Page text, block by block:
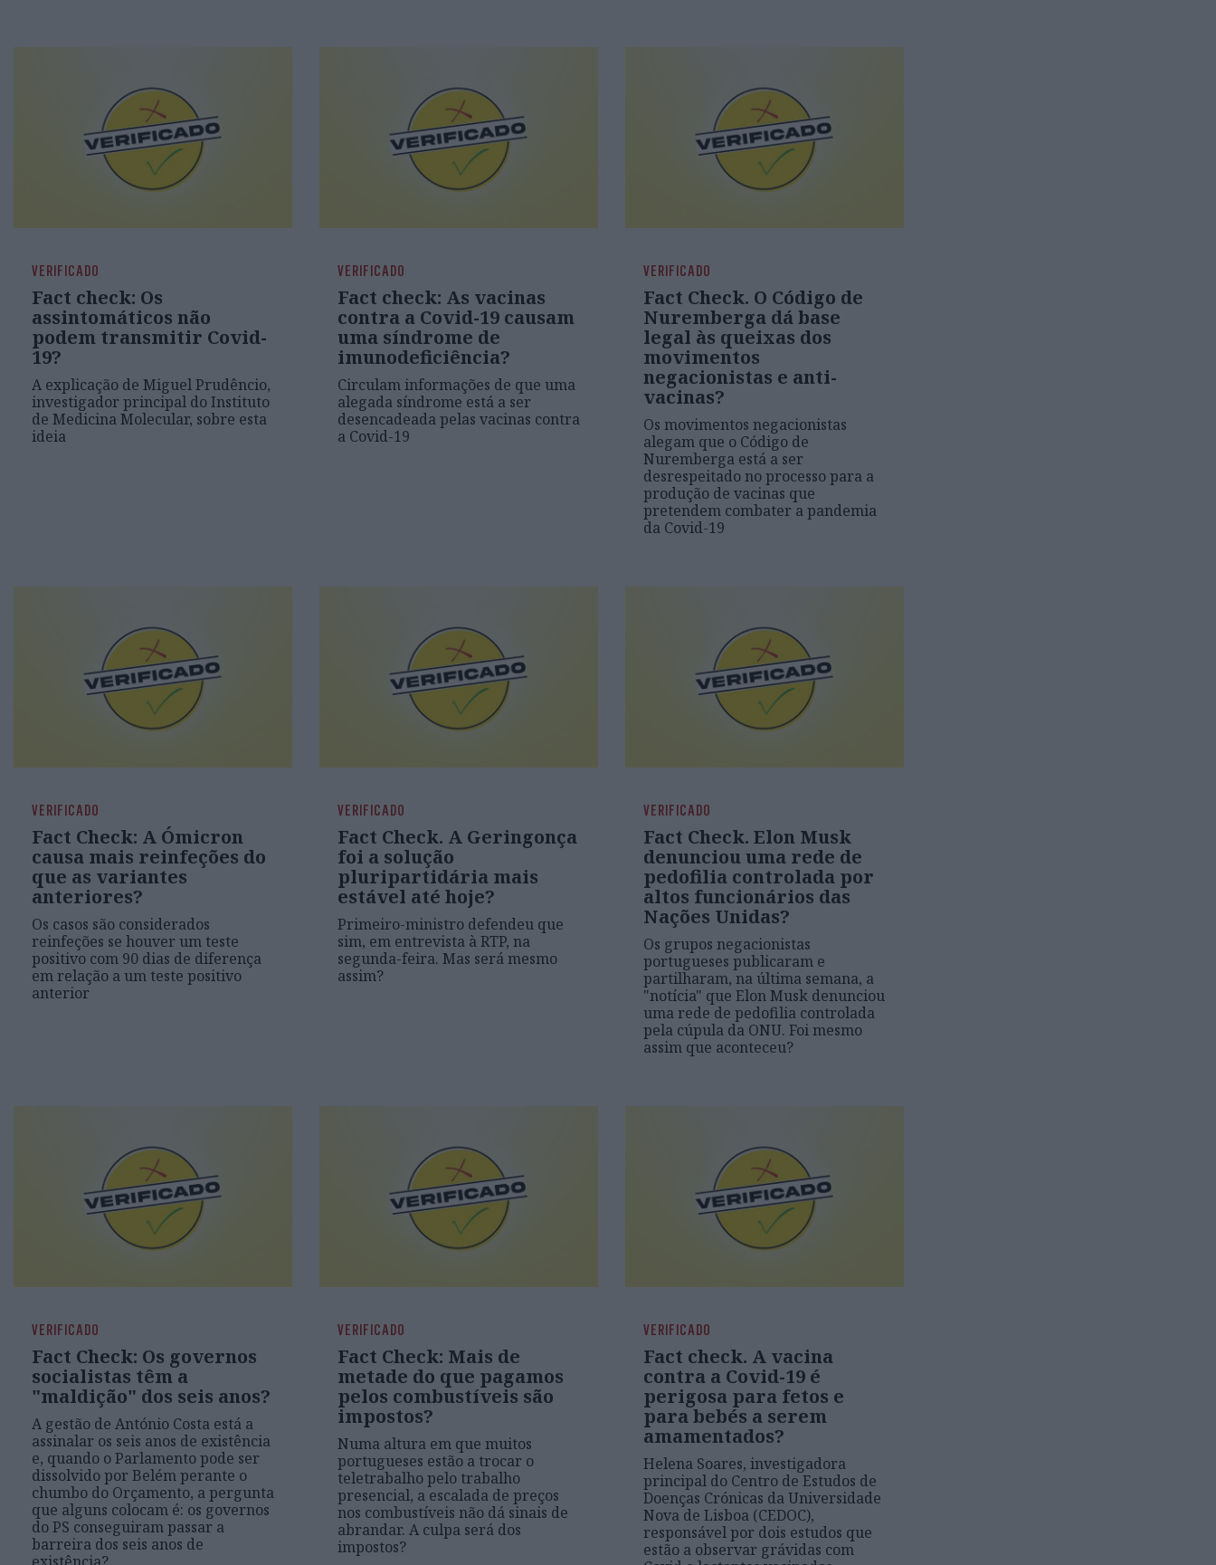
VERIFICADO
Fact check: Os
assintomáticos não
podem transmitir Covid-
19?
A explicação de Miguel Prudêncio,
investigador principal do Instituto
de Medicina Molecular, sobre esta
ideia
VERIFICADO
Fact check: As vacinas
contra a Covid-19 causam
uma síndrome de
imunodeficiência?
Circulam informações de que uma
alegada síndrome está a ser
desencadeada pelas vacinas contra
a Covid-19
VERIFICADO
Fact Check. O Código de
Nuremberga dá base
legal às queixas dos
movimentos
negacionistas e anti-
vacinas?
Os movimentos negacionistas
alegam que o Código de
Nuremberga está a ser
desrespeitado no processo para a
produção de vacinas que
pretendem combater a pandemia
da Covid-19
VERIFICADO
Fact Check: A Ómicron
causa mais reinfeções do
que as variantes
anteriores?
Os casos são considerados
reinfeções se houver um teste
positivo com 90 dias de diferença
em relação a um teste positivo
anterior
VERIFICADO
Fact Check. A Geringonça
foi a solução
pluripartidária mais
estável até hoje?
Primeiro-ministro defendeu que
sim, em entrevista à RTP, na
segunda-feira. Mas será mesmo
assim?
VERIFICADO
Fact Check. Elon Musk
denunciou uma rede de
pedofilia controlada por
altos funcionários das
Nações Unidas?
Os grupos negacionistas
portugueses publicaram e
partilharam, na última semana, a
"notícia" que Elon Musk denunciou
uma rede de pedofilia controlada
pela cúpula da ONU. Foi mesmo
assim que aconteceu?
VERIFICADO
Fact Check: Os governos
socialistas têm a
"maldição" dos seis anos?
A gestão de António Costa está a
assinalar os seis anos de existência
e, quando o Parlamento pode ser
dissolvido por Belém perante o
chumbo do Orçamento, a pergunta
que alguns colocam é: os governos
do PS conseguiram passar a
barreira dos seis anos de
VERIFICADO
Fact Check: Mais de
metade do que pagamos
pelos combustíveis são
impostos?
Numa altura em que muitos
portugueses estão a trocar o
teletrabalho pelo trabalho
presencial, a escalada de preços
nos combustíveis não dá sinais de
abrandar. A culpa será dos
impostos?
VERIFICADO
Fact check. A vacina
contra a Covid-19 é
perigosa para fetos e
para bebés a serem
amamentados?
Helena Soares, investigadora
principal do Centro de Estudos de
Doenças Crónicas da Universidade
Nova de Lisboa (CEDOC),
responsável por dois estudos que
estão a observar grávidas com